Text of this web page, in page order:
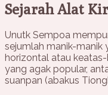
Sejarah Alat
Unutk Sempoa
sejumlah manik-manik
horizontal atau
yang agak popular,
suanpan (abakus